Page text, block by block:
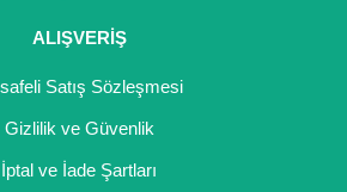
ALIŞVERİŞ
Satış Sözleşmesi
Gizlilik ve Güvenlik
İptal ve İade Şartları